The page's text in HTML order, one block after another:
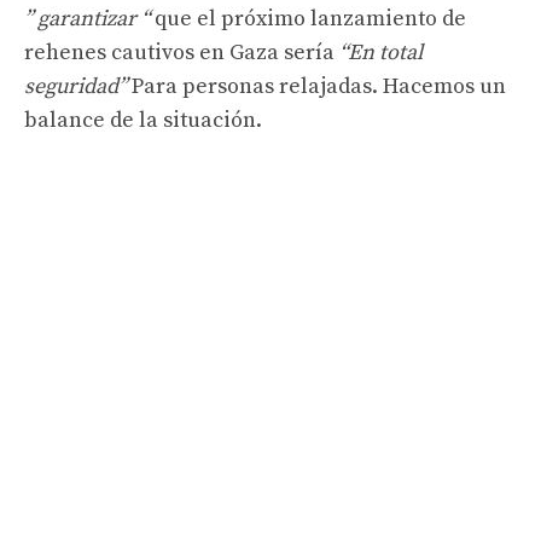
” garantizar “que el próximo lanzamiento de
rehenes cautivos en Gaza sería “En total
seguridad”Para personas relajadas. Hacemos un
balance de la situación.